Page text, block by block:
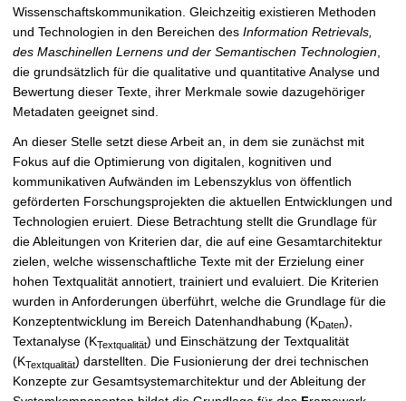
Wissenschaftskommunikation. Gleichzeitig existieren Methoden
und Technologien in den Bereichen des Information Retrievals,
des Maschinellen Lernens und der Semantischen Technologien
die grundsätzlich für die qualitative und quantitative Analyse und
Bewertung dieser Texte, ihrer Merkmale sowie dazugehöriger
Metadaten geeignet sind.
An dieser Stelle setzt diese Arbeit an, in dem sie zunächst mit
Fokus auf die Optimierung von digitalen, kognitiven und
kommunikativen Aufwänden im Lebenszyklus von öffentlich
geförderten Forschungsprojekten die aktuellen Entwicklungen und
Technologien eruiert. Diese Betrachtung stellt die Grundlage für
die Ableitungen von Kriterien dar, die auf eine Gesamtarchitektur
zielen, welche wissenschaftliche Texte mit der Erzielung einer
hohen Textqualität annotiert, trainiert und evaluiert. Die Kriterien
wurden in Anforderungen überführt, welche die Grundlage für die
Konzeptentwicklung im Bereich Datenhandhabung (KDaten),
Textanalyse (KTextqualität) und Einschätzung der Textqualität
(KTextqualität) darstellten. Die Fusionierung der drei technischen
Konzepte zur Gesamtsystemarchitektur und der Ableitung der